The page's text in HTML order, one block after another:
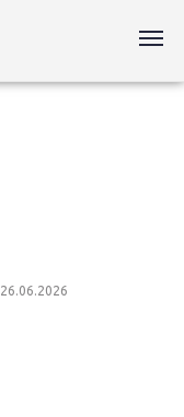
26.06.2026